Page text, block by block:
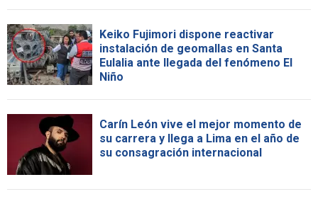
Keiko Fujimori dispone reactivar
instalación de geomallas en Santa
Eulalia ante llegada del fenómeno El
Niño
Carín León vive el mejor momento de
su carrera y llega a Lima en el año de
su consagración internacional